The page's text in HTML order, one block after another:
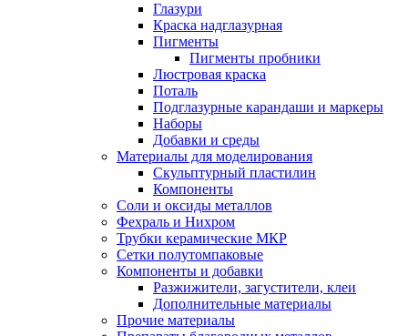
Глазури
Краска надглазурная
Пигменты
Пигменты пробники
Люстровая краска
Поталь
Подглазурные карандаши и маркеры
Наборы
Добавки и среды
Материалы для моделирования
Скульптурный пластилин
Компоненты
Соли и оксиды металлов
Фехраль и Нихром
Трубки керамические МКР
Сетки полутомпаковые
Компоненты и добавки
Разжижители, загустители, клеи
Дополнительные материалы
Прочие материалы